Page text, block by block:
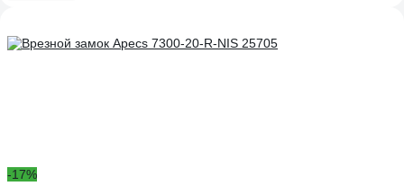
-17%